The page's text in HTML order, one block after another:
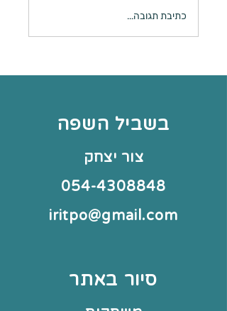
כתיבת תגובה...
בשביל השפה
צור יצחק
054-4308848
iritpo@gmail.com
סיור באתר